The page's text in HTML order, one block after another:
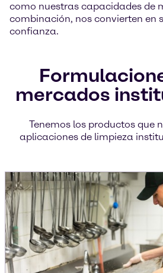
como nuestras capacidades de
combinación, nos convierten en
confianza.
mercados
Tenemos los productos que
aplicaciones de limpieza